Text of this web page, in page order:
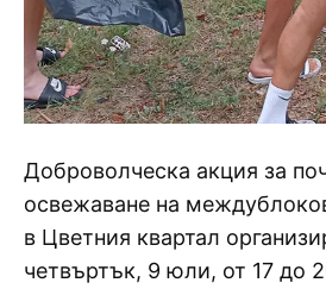
Доброволческа акция за
освежаване на
в Цветния квартал
четвъртък, 9 юли, от 17 до